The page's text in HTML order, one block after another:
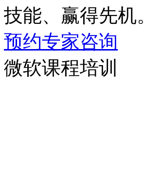
技能、赢得先机。
预约专家咨询
微软课程培训